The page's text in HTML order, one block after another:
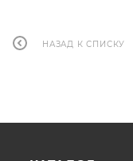
НАЗАД К СПИСКУ